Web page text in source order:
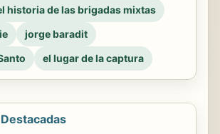
historia de las brigadas mixtas
jorge baradit
el lugar de la captura